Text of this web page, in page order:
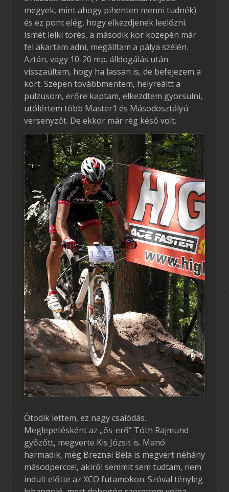
megyek, mint ahogy pihenten menni tudnék)
és ez pont elég, hogy elkezdjenek leelőzni.
Ismét lelki törés, a második kör közepén már
fel akartam adni, megálltam a pálya szélén.
Aztán, vagy 10-20 mp. álldogálás után
visszaültem, hogy ha lassan is, de befejezem a
kört. Szépen továbbmentem, helyreáltt a
pulzusom, erőre kaptam, elkezdtem gyorsulni,
utólértem több Master1 és Másodosztályú
versenyzőt. De ekkor már rég késő volt.
Ötödik lettem, ez nagy csalódás.
Meglepetésként az „ős-erő” Tóth Rajmund
győzőtt, megverte Kis Józsit is. Manó
harmadik, még Breznai Béla is megvert néhány
másodperccel, akiről semmit sem tudtam, nem
indult előtte az XCO futamokon. Szóval tényleg